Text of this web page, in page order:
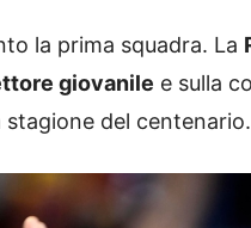
la prima squadra. La
giovanile e sulla
del centenario.